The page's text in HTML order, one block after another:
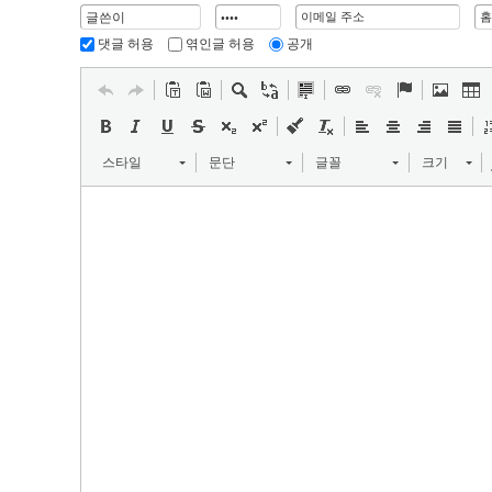
댓글 허용 엮인글 허용 공개
스타일 문단 글꼴 크기